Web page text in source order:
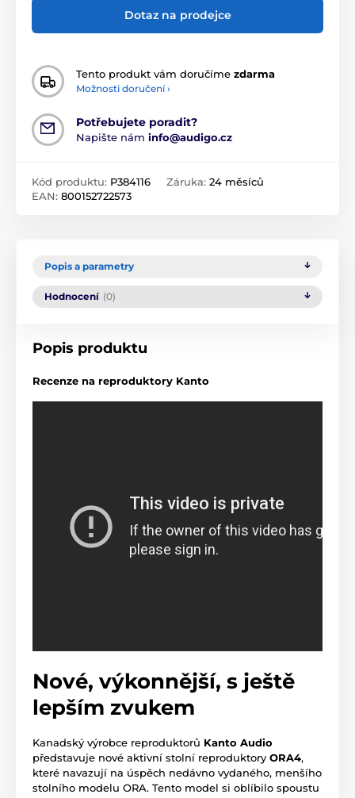
Dotaz na prodejce
Tento produkt vám doručíme zdarma
Možnosti doručení ›
Potřebujete poradit?
Napište nám info@audigo.cz
Kód produktu: P384116
EAN: 800152722573
Záruka: 24 měsíců
Popis a parametry
Hodnocení (0)
Popis produktu
Recenze na reproduktory Kanto
Nové, výkonnější, s ještě
lepším zvukem
Kanadský výrobce reproduktorů Kanto Audio
představuje nové aktivní stolní reproduktory ORA4,
které navazují na úspěch nedávno vydaného, menšího
stolního modelu ORA. Tento model si oblíbilo spoustu